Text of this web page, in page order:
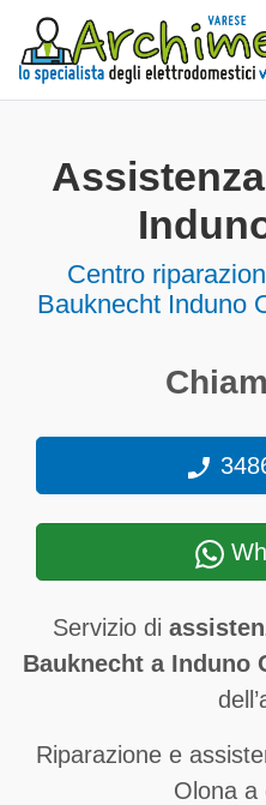
Centro
Bauknecht Induno
Servizio di
Bauknecht a Induno
Riparazione e
Olona a